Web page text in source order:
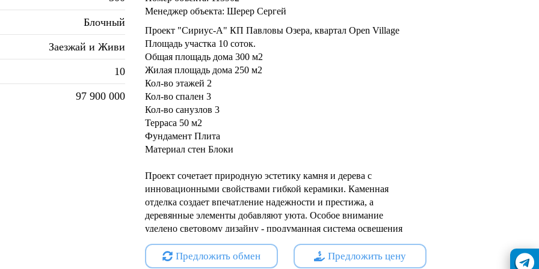
Блочный
Заезжай и Живи
10
97 900 000
Менеджер объекта: Шерер Сергей
Проект "Сириус-А" КП Павловы Озера, квартал Open Village
Площадь участка 10 соток.
Общая площадь дома 300 м2
Жилая площадь дома 250 м2
Кол-во этажей 2
Кол-во спален 3
Кол-во санузлов 3
Терраса 50 м2
Фундамент Плита
Материал стен Блоки
Проект сочетает природную эстетику камня и дерева с
инновационными свойствами гибкой керамики. Каменная
отделка создает впечатление надежности и престижа, а
деревянные элементы добавляют уюта. Особое внимание
уделено световому дизайну - продуманная система освещения
подчеркивает текстуру материалов в вечернее время.
Предложить обмен Предложить цену